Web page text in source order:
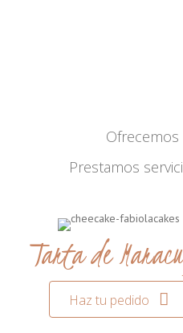
Ofrecemos
Prestamos
Tarta de
Haz tu pedido